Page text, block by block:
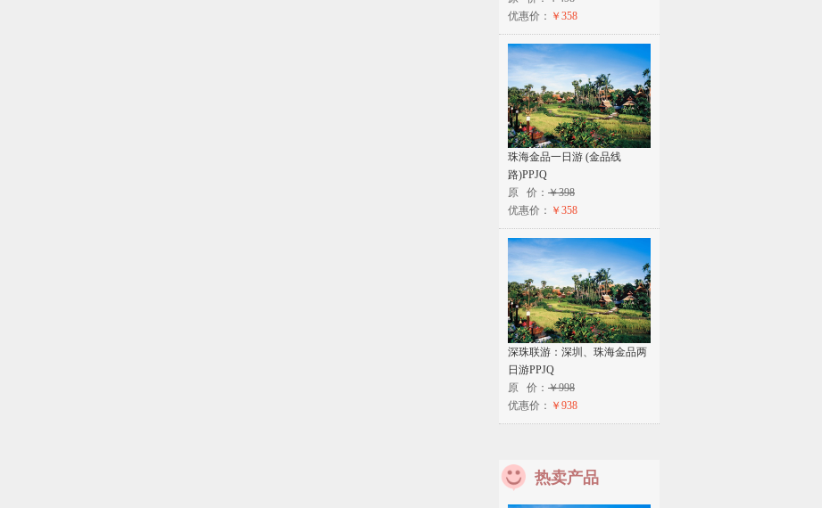
优惠价： ￥358
珠海金品一日游 (金品线
路)PPJQ
原 价： ￥398
优惠价： ￥358
深珠联游：深圳、珠海金品两
日游PPJQ
原 价： ￥998
优惠价： ￥938
热卖产品